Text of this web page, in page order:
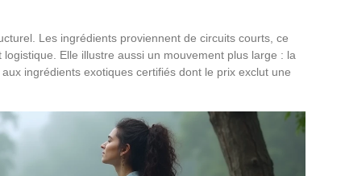
Les ingrédients proviennent de circuits courts, ce
Elle illustre aussi un mouvement plus large : la
ingrédients exotiques certifiés dont le prix exclut une